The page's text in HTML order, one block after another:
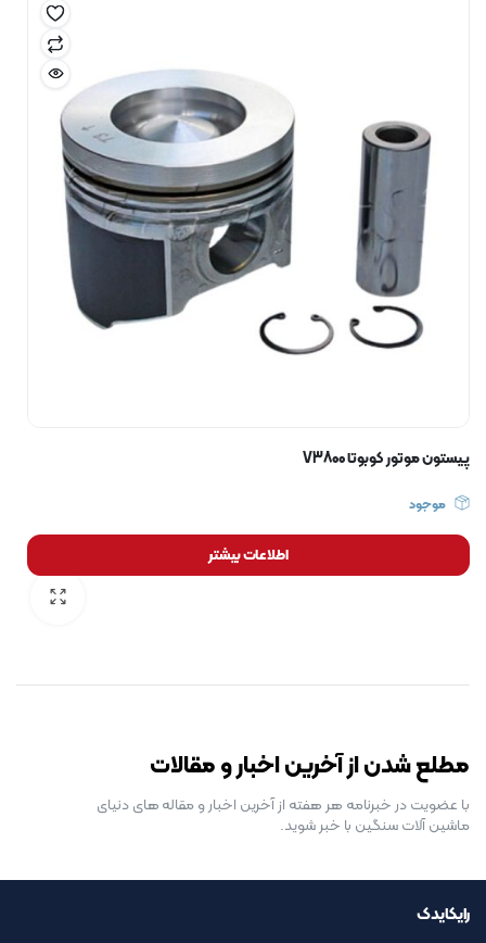
پیستون موتور کوبوتا V3800
موجود
اطلاعات بیشتر
مطلع شدن از آخرین اخبار و مقالات
با عضویت در خبرنامه هر هفته از آخرین اخبار و مقاله های دنیای
ماشین آلات سنگین با خبر شوید.
رایکایدک